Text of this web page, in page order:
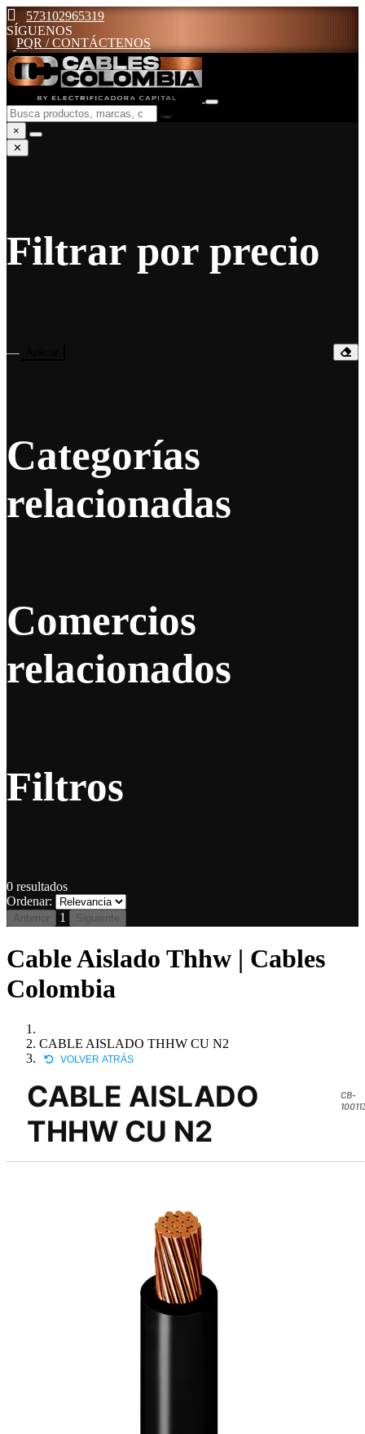
573102965319
SÍGUENOS
PQR / CONTÁCTENOS
×
✕
Filtrar por precio
—
Categorías
relacionadas
Comercios
relacionados
Filtros
0 resultados
Ordenar:
Anterior 1 Siguiente
Cable Aislado Thhw | Cables
Colombia
CABLE AISLADO THHW CU N2
VOLVER ATRÁS
CABLE AISLADO
THHW CU N2
CB-